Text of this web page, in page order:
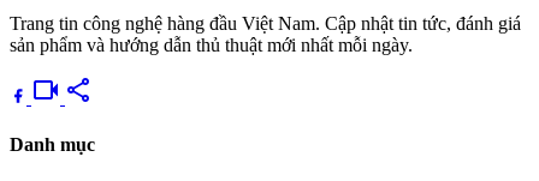
Trang tin công nghệ hàng đầu Việt Nam. Cập nhật tin tức, đánh giá
sản phẩm và hướng dẫn thủ thuật mới nhất mỗi ngày.
videocam share
Danh mục